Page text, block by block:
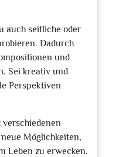
auch seitliche oder
Dadurch
und
Sei kreativ und
Perspektiven
Möglichkeiten,
Leben zu erwecken.